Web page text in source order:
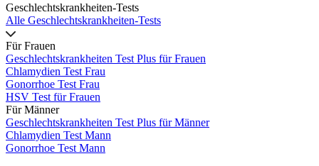
Geschlechtskrankheiten-Tests
Alle Geschlechtskrankheiten-Tests
Für Frauen
Geschlechtskrankheiten Test Plus für Frauen
Chlamydien Test Frau
Gonorrhoe Test Frau
HSV Test für Frauen
Für Männer
Geschlechtskrankheiten Test Plus für Männer
Chlamydien Test Mann
Gonorrhoe Test Mann